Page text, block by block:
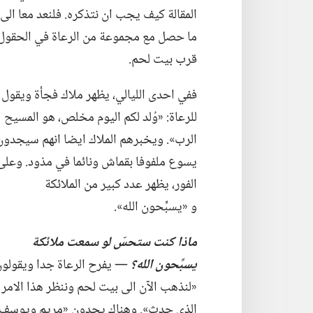
المقالة كيف يجب ان نتذكره.‏ فلنعد معا الى
ما حصل مع مجموعة من الرعاة في
قرب بيت لحم.‏
ففي احدى الليالي،‏ يظهر ملاك فجأة ويقول
للرعاة:‏ «وُلد لكم اليوم مخلص،‏ هو المسيح
الرب».‏ ويخبرهم الملاك ايضا انهم
يسوع ملفوفا بقماش ونائما في مذود.‏
الفور،‏ يظهر عدد كبير من الملائكة
و «يسبِّحون الله».‏
ماذا كنت ستحسّلوسمعت ملائكة
يسبِّحون الله؟‏‏—‏ يفرح الرعاة جدا
«لنذهب الآن الى بيت لحم وننظر هذا الامر